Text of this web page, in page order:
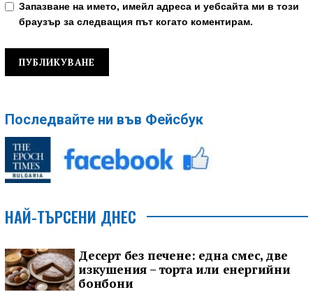
Запазване на името, имейл адреса и уебсайта ми в този
браузър за следващия път когато коментирам.
Последвайте ни във Фейсбук
НАЙ-ТЪРСЕНИ ДНЕС
Десерт без печене: една смес, две
изкушения – торта или енергийни
бонбони